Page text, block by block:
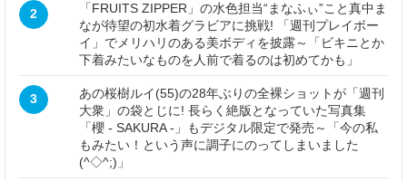
2
「FRUITS ZIPPER」の水色担当“まなふぃ”こと真中ま
なが待望の初水着グラビアに挑戦! 「週刊プレイボー
イ」でメリハリのある美ボディを披露～「ビキニとか
下着みたいなものを人前で着るのは初めてかも」
3
あの桜樹ルイ(55)の28年ぶりの全裸ショットが「週刊
大衆」の袋とじに! 長らく絶版となっていた写真集
「櫻 - SAKURA -」もデジタル限定で発売～「今の私
もみたい！という声に調子にのってしまいました
(^◇^;)」